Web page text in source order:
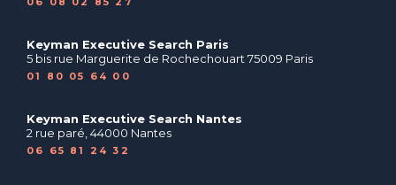
Keyman Executive Search Paris
5 bis rue Marguerite de Rochechouart 75009 Paris
01 80 05 64 00
Keyman Executive Search Nantes
2 rue paré, 44000 Nantes
06 65 81 24 32